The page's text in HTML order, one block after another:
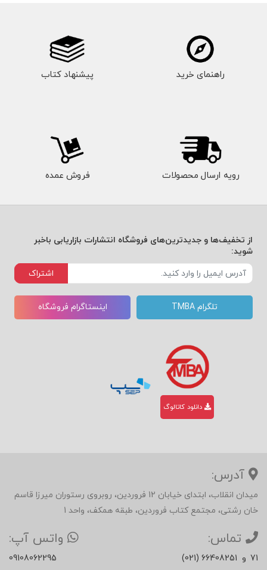
راهنمای خرید پیشنهاد کتاب
رویه ارسال محصولات فروش عمده
از تخفیف‌ها و جدیدترین‌های فروشگاه انتشارات بازاریابی باخبر
شوید:
اشتراک
تلگرام TMBA اینستاگرام فروشگاه
دانلود کاتالوگ
آدرس:
میدان انقلاب، ابتدای خیابان 12 فروردین، روبروی رستوران میرزا قاسم
خان رشتی، مجتمع کتاب فروردین، طبقه همکف، واحد 1
تماس:
(021) 66408251 و 71
واتس آپ:
09108062295